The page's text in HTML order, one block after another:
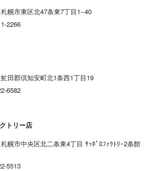
幌市東区北47条東7丁目1−40
2266
田郡倶知安町北1条西1丁目19
6582
トリー店
幌市中央区北二条東4丁目 ｻｯﾎﾟﾛﾌｧｸﾄﾘｰ2条館
5513